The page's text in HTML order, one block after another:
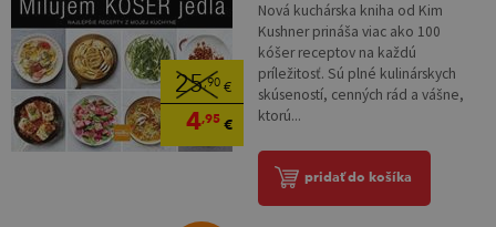
25,90€
4,95€
Nová kuchárska kniha od Kim
Kushner prináša viac ako 100
kóšer receptov na každú
príležitosť. Sú plné kulinárskych
skúseností, cenných rád a vášne,
ktorú...
pridať do košíka